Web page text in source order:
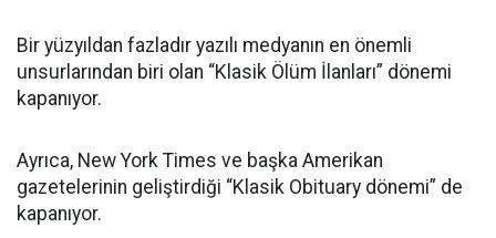
Bir yüzyıldan fazladır yazılı medyanın en önemli
unsurlarından biri olan “Klasik Ölüm İlanları” dönemi
kapanıyor.
Ayrıca, New York Times ve başka Amerikan
gazetelerinin geliştirdiği “Klasik Obituary dönemi” de
kapanıyor.